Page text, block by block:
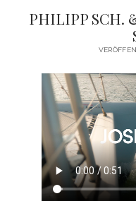
PHILIPP SCH.